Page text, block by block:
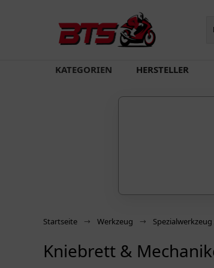
KATEGORIEN HERSTELLER
Startseite Werkzeug
Kniebrett &